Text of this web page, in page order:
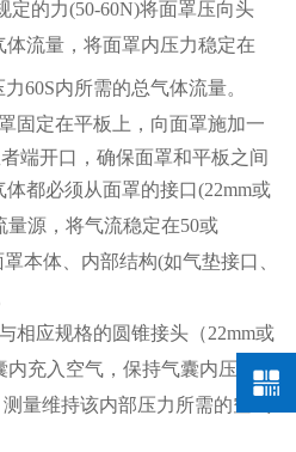
定的力(50-60N)将面罩压向头
流量，将面罩内压力稳定在
力60S内所需的总气体流量。
固定在平板上，向面罩施加一
端开口，确保面罩和平板之间
都必须从面罩的接口(22mm或
量源，将气流稳定在50或
本体、内部结构(如气垫接口、
相应规格的圆锥接头（22mm或
内充入空气，保持气囊内压力
量维持该内部压力所需的空气